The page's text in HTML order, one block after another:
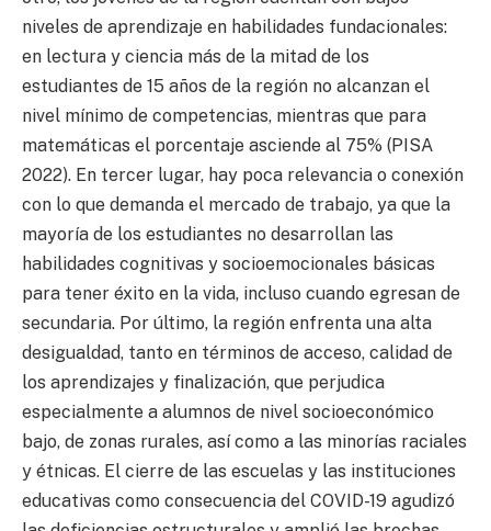
niveles de aprendizaje en habilidades fundacionales:
en lectura y ciencia más de la mitad de los
estudiantes de 15 años de la región no alcanzan el
nivel mínimo de competencias, mientras que para
matemáticas el porcentaje asciende al 75% (PISA
2022). En tercer lugar, hay poca relevancia o conexión
con lo que demanda el mercado de trabajo, ya que la
mayoría de los estudiantes no desarrollan las
habilidades cognitivas y socioemocionales básicas
para tener éxito en la vida, incluso cuando egresan de
secundaria. Por último, la región enfrenta una alta
desigualdad, tanto en términos de acceso, calidad de
los aprendizajes y finalización, que perjudica
especialmente a alumnos de nivel socioeconómico
bajo, de zonas rurales, así como a las minorías raciales
y étnicas. El cierre de las escuelas y las instituciones
educativas como consecuencia del COVID-19 agudizó